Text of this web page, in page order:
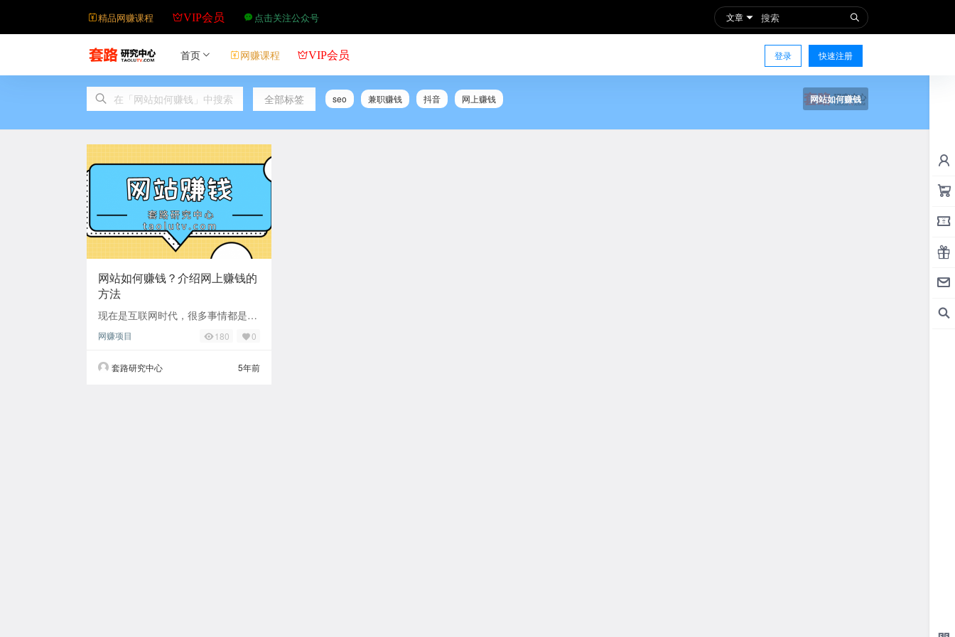
精品网赚课程 VIP会员 点击关注公众号 文章
登录 快速注册
首页 网赚课程 VIP会员
全部标签 seo 兼职赚钱 抖音 网上赚钱 网站如何赚钱
网站如何赚钱？介绍网上赚钱的
方法
现在是互联网时代，很多事情都是可
职也是一个不错的赚钱项目，那么网
网赚项目 180 0
套路研究中心 5年前